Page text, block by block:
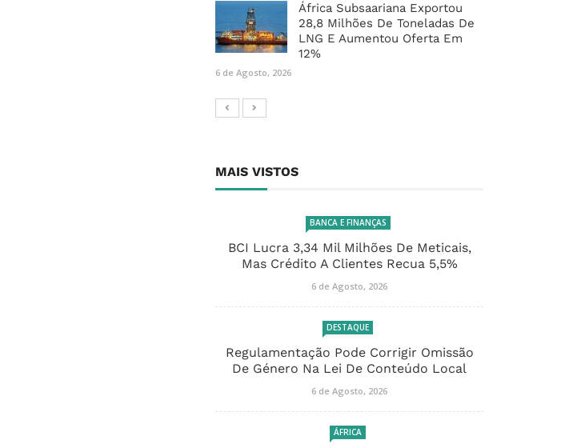
África Subsaariana Exportou
28,8 Milhões De Toneladas De
LNG E Aumentou Oferta Em
12%
6 de Agosto, 2026
MAIS VISTOS
BANCA E FINANÇAS
BCI Lucra 3,34 Mil Milhões De Meticais,
Mas Crédito A Clientes Recua 5,5%
6 de Agosto, 2026
DESTAQUE
Regulamentação Pode Corrigir Omissão
De Género Na Lei De Conteúdo Local
6 de Agosto, 2026
ÁFRICA